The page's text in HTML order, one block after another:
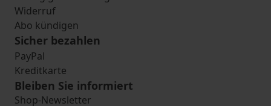
Widerruf
Abo kündigen
Sicher bezahlen
PayPal
Kreditkarte
Bleiben Sie informiert
Shop-Newsletter